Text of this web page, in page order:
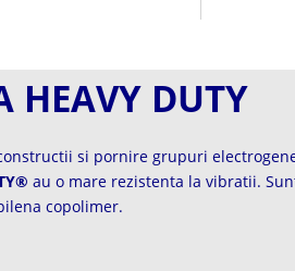
DUTY
si pornire grupuri
au o mare rezistenta la vibratii.
copolimer.